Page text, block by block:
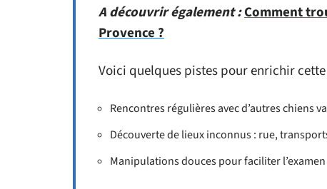
A découvrir également :Comment
Provence ?
Voici quelques pistes pour enrichir
Rencontres régulières avec d’autres chiens
Découverte de lieux inconnus : rue,
Manipulations douces pour faciliter